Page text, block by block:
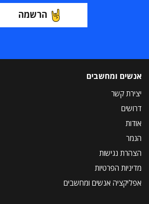
הרשמה
אנשים ומחשבים
יצירת קשר
דרושים
אודות
הנמר
הצהרת נגישות
מדיניות הפרטיות
אפליקציה אנשים ומחשבים